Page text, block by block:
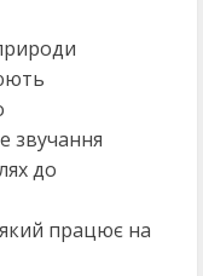
звучання
до
працює на